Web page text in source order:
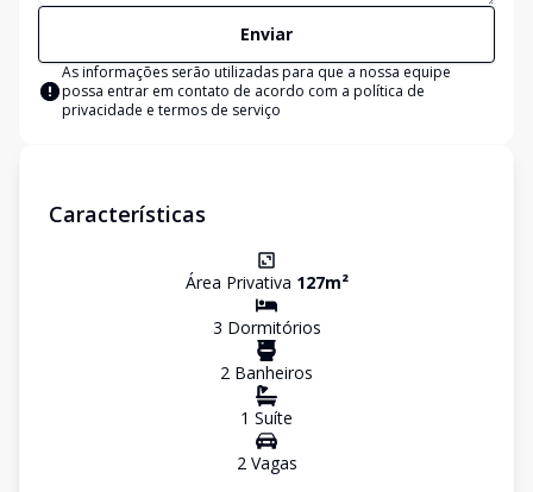
Enviar
As informações serão utilizadas para que a nossa equipe
possa entrar em contato de acordo com a política de
privacidade e termos de serviço
Características
Área Privativa 127m²
3 Dormitórios
2 Banheiros
1 Suíte
2Vagas